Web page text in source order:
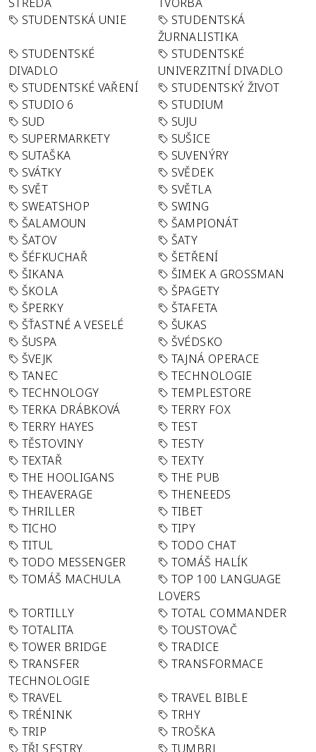
STUDENTSKÁ UNIE
STUDENTSKÁ
ŽURNALISTIKA
STUDENTSKÉ
DIVADLO
STUDENTSKÉ
UNIVERZITNÍ DIVADLO
STUDENTSKÉ VAŘENÍ
STUDENTSKÝ ŽIVOT
STUDIO 6
STUDIUM
SUD
SUJU
SUPERMARKETY
SUŠICE
SUTAŠKA
SUVENÝRY
SVÁTKY
SVĚDEK
SVĚT
SVĚTLA
SWEATSHOP
SWING
ŠALAMOUN
ŠAMPIONÁT
ŠATOV
ŠATY
ŠÉFKUCHAŘ
ŠETŘENÍ
ŠIKANA
ŠIMEK A GROSSMAN
ŠKOLA
ŠPAGETY
ŠPERKY
ŠTAFETA
ŠŤASTNÉ A VESELÉ
ŠUKAS
ŠUSPA
ŠVÉDSKO
ŠVEJK
TAJNÁ OPERACE
TANEC
TECHNOLOGIE
TECHNOLOGY
TEMPLESTORE
TERKA DRÁBKOVÁ
TERRY FOX
TERRY HAYES
TEST
TĚSTOVINY
TESTY
TEXTAŘ
TEXTY
THE HOOLIGANS
THE PUB
THEAVERAGE
THENEEDS
THRILLER
TIBET
TICHO
TIPY
TITUL
TODO CHAT
TODO MESSENGER
TOMÁŠ HALÍK
TOMÁŠ MACHULA
TOP 100 LANGUAGE
LOVERS
TORTILLY
TOTAL COMMANDER
TOTALITA
TOUSTOVAČ
TOWER BRIDGE
TRADICE
TRANSFER
TECHNOLOGIE
TRANSFORMACE
TRAVEL
TRAVEL BIBLE
TRÉNINK
TRHY
TRIP
TROŠKA
TŘI SESTRY
TUMBRL